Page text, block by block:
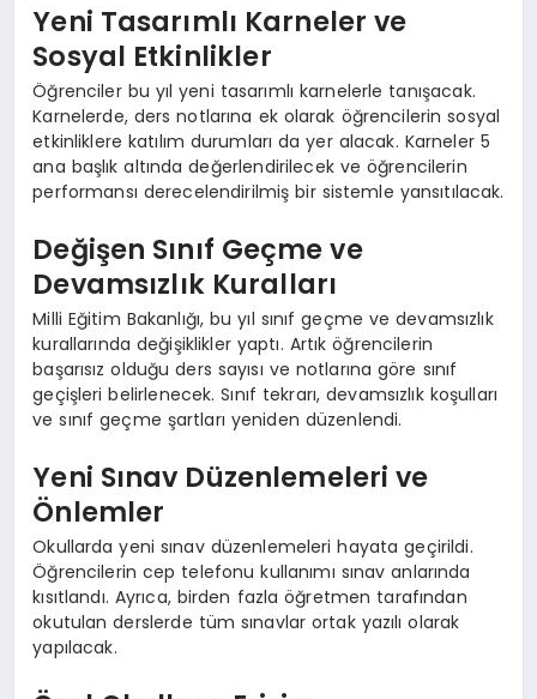
Yeni Tasarımlı Karneler ve
Sosyal Etkinlikler
Öğrenciler bu yıl yeni tasarımlı karnelerle tanışacak.
Karnelerde, ders notlarına ek olarak öğrencilerin sosyal
etkinliklere katılım durumları da yer alacak. Karneler 5
ana başlık altında değerlendirilecek ve öğrencilerin
performansı derecelendirilmiş bir sistemle yansıtılacak.
Değişen Sınıf Geçme ve
Devamsızlık Kuralları
Milli Eğitim Bakanlığı, bu yıl sınıf geçme ve devamsızlık
kurallarında değişiklikler yaptı. Artık öğrencilerin
başarısız olduğu ders sayısı ve notlarına göre sınıf
geçişleri belirlenecek. Sınıf tekrarı, devamsızlık koşulları
ve sınıf geçme şartları yeniden düzenlendi.
Yeni Sınav Düzenlemeleri ve
Önlemler
Okullarda yeni sınav düzenlemeleri hayata geçirildi.
Öğrencilerin cep telefonu kullanımı sınav anlarında
kısıtlandı. Ayrıca, birden fazla öğretmen tarafından
okutulan derslerde tüm sınavlar ortak yazılı olarak
yapılacak.